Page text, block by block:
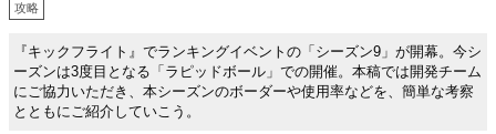
攻略
『キックフライト』でランキングイベントの「シーズン9」が開幕。今シ
ーズンは3度目となる「ラピッドボール」での開催。本稿では開発チーム
にご協力いただき、本シーズンのボーダーや使用率などを、簡単な考察
とともにご紹介していこう。